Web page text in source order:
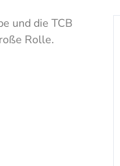
und die TCB
Rolle.